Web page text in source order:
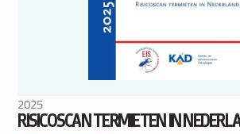
2025
RISICOSCAN TERMIETEN IN